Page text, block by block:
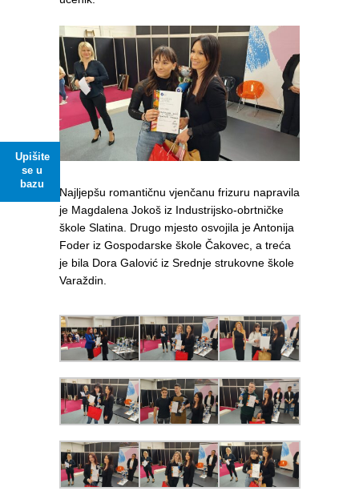
Upišite
se u
bazu
Najljepšu romantičnu vjenčanu frizuru napravila
je Magdalena Jokoš iz Industrijsko-obrtničke
škole Slatina. Drugo mjesto osvojila je Antonija
Foder iz Gospodarske škole Čakovec, a treća
je bila Dora Galović iz Srednje strukovne škole
Varaždin.